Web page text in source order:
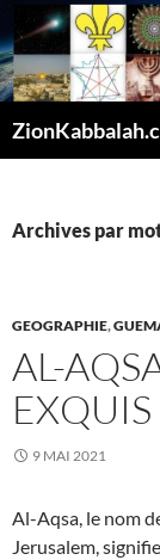
Archives par
GEOGRAPHIE,
AL-
9 MAI 2021
Al-Aqsa, le nom
Jerusalem,